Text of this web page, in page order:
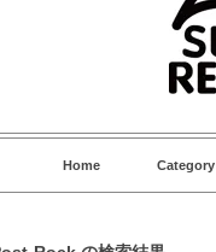
Home Category